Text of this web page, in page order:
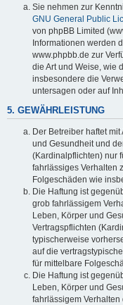
Sie nehmen zur
GNU General Public
von phpBB Limited
Informationen werden
www.phpbb.de zur
die Art und Weise, wie
insbesondere die
untersagen oder auf
5. GEWÄHRLEISTUNG
Der Betreiber haftet
und Gesundheit und
(Kardinalpflichten) nur
fahrlässiges Verhalten
Folgeschäden wie
Die Haftung ist
grob fahrlässigem
Leben, Körper und
Vertragspflichten
typischerweise
auf die
für mittelbare
Die Haftung ist
Leben, Körper und
fahrlässigem